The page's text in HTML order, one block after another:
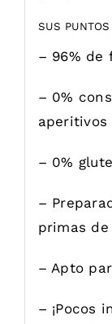
SUS
– 96% de
– 0%
aperitivos
– 0%
–
primas
– Apto
– ¡Pocos